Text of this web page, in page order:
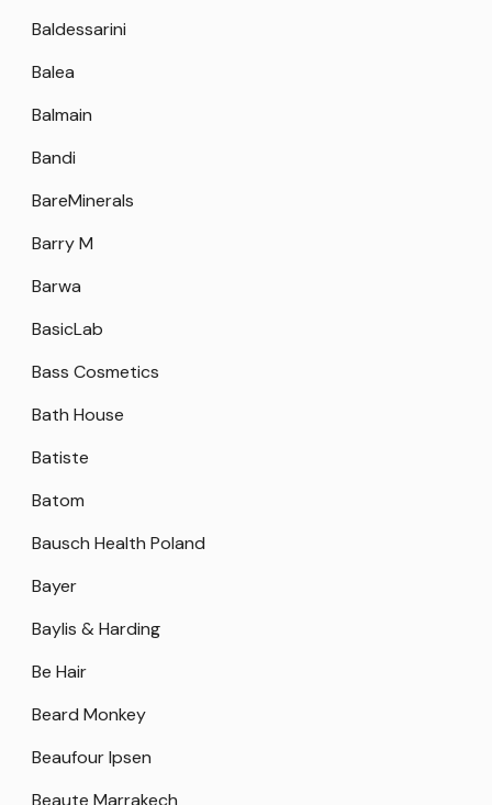
Baldessarini
Balea
Balmain
Bandi
BareMinerals
Barry M
Barwa
BasicLab
Bass Cosmetics
Bath House
Batiste
Batom
Bausch Health Poland
Bayer
Baylis & Harding
Be Hair
Beard Monkey
Beaufour Ipsen
Beaute Marrakech